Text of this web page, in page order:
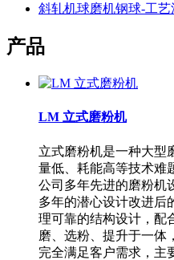
斜轧机球磨机钢球-工艺
产品
LM 立式磨粉机
立式磨粉机是一种大型
量低、耗能高等技术难
公司多年先进的磨粉机
多年的潜心设计改进后
理可靠的结构设计，配
磨、选粉、提升于一体
完全满足客户需求，主